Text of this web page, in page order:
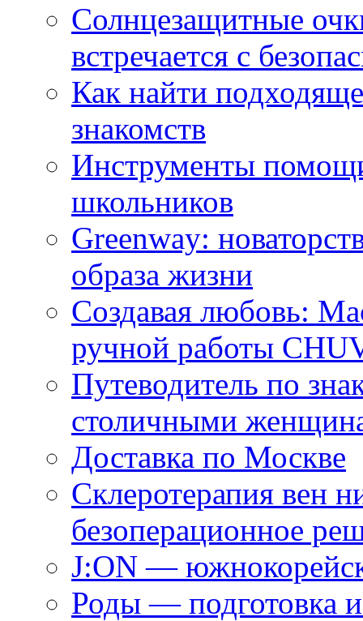
Солнцезащитные
встречается с
Как найти
знакомств
Инструменты
школьников
Greenway:
образа жизни
Создавая любовь:
ручной работы
Путеводитель по
столичными
Доставка по Москве
Склеротерапия вен
безоперационное
J:ON —
Роды — подготовка